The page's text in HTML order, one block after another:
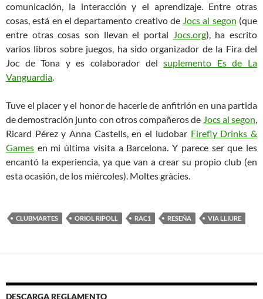
comunicación, la interacción y el aprendizaje. Entre otras
cosas, está en el departamento creativo de Jocs al segon (que
entre otras cosas son llevan el portal Jocs.org), ha escrito
varios libros sobre juegos, ha sido organizador de la Fira del
Joc de Tona y es colaborador delsuplemento Es de La
Vanguardia.
Tuve el placer y el honor de hacerle de anfitrión en una partida
de demostración junto con otros compañeros de Jocs al segon,
Ricard Pérez y Anna Castells, en el ludobar Firefly Drinks &
Games en mi última visita a Barcelona. Y parece ser que les
encantó la experiencia, ya que van a crear su propio club (en
esta ocasión, de los miércoles). Moltes gràcies.
CLUBMARTES ORIOL RIPOLL RAC1 RESEÑA VIA LLIURE
DESCARGA REGLAMENTO